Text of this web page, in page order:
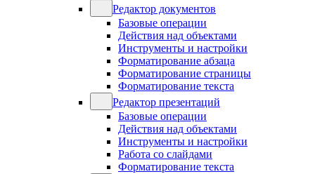
Редактор документов
Базовые операции
Действия над объектами
Инструменты и настройки
Форматирование абзаца
Форматирование страницы
Форматирование текста
Редактор презентаций
Базовые операции
Действия над объектами
Инструменты и настройки
Работа со слайдами
Форматирование текста